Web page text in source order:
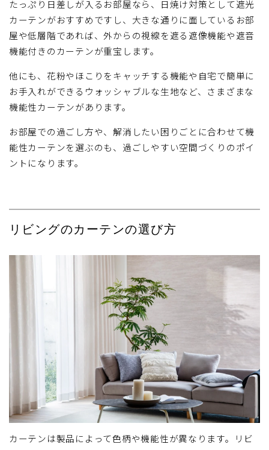
たっぷり日差しが入るお部屋なら、日焼け対策として遮光
カーテンがおすすめですし、大きな通りに面しているお部
屋や低層階であれば、外からの視線を遮る遮像機能や遮音
機能付きのカーテンが重宝します。
他にも、花粉やほこりをキャッチする機能や自宅で簡単に
お手入れができるウォッシャブルな生地など、さまざまな
機能性カーテンがあります。
お部屋での過ごし方や、解消したい困りごとに合わせて機
能性カーテンを選ぶのも、過ごしやすい空間づくりのポイ
ントになります。
リビングのカーテンの選び方
カーテンは製品によって色柄や機能性が異なります。リビ